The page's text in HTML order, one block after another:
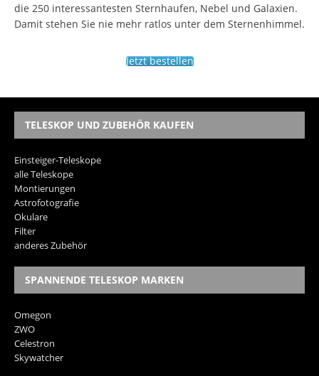
die 250 interessantesten Sternhaufen, Nebel und Galaxien.
Damit stehen Sie nie mehr ratlos unter dem Sternenhimmel.
Jetzt bestellen
TELESKOP UND ZUBEHÖR KAUFEN
Einsteiger-Teleskope
alle Teleskope
Montierungen
Astrofotografie
Okulare
Filter
anderes Zubehör
SPANNENDE TELESKOP MARKEN
Omegon
ZWO
Celestron
Skywatcher